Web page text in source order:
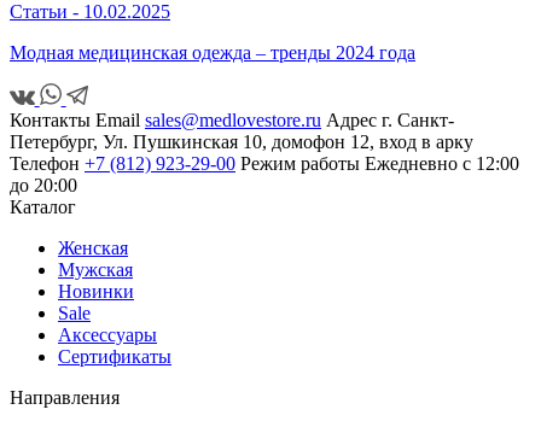
Статьи - 10.02.2025
Модная медицинская одежда – тренды 2024 года
Контакты Email sales@medlovestore.ru Адрес г. Санкт-
Петербург, Ул. Пушкинская 10, домофон 12, вход в арку
Телефон +7 (812) 923-29-00 Режим работы Ежедневно с 12:00
до 20:00
Каталог
Женская
Мужская
Новинки
Sale
Аксессуары
Сертификаты
Направления